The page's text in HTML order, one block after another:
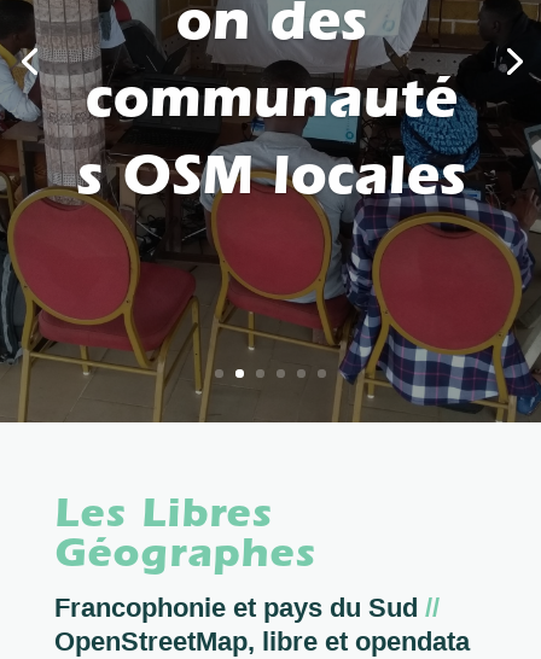
on des
communauté
s OSM locales
Les Libres
Géographes
Francophonie et pays du Sud //
OpenStreetMap, libre et opendata